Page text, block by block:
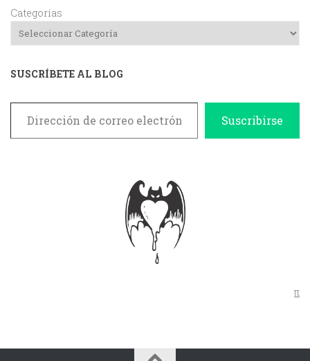
Categorías
SUSCRÍBETE AL BLOG
Dirección de correo electrónico
Suscribirse
π